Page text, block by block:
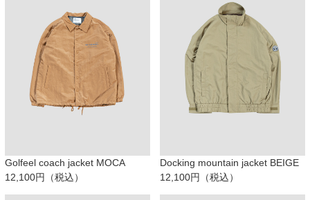
Golfeel coach jacket MOCA
12,100円（税込）
Docking mountain jacket BEIGE
12,100円（税込）